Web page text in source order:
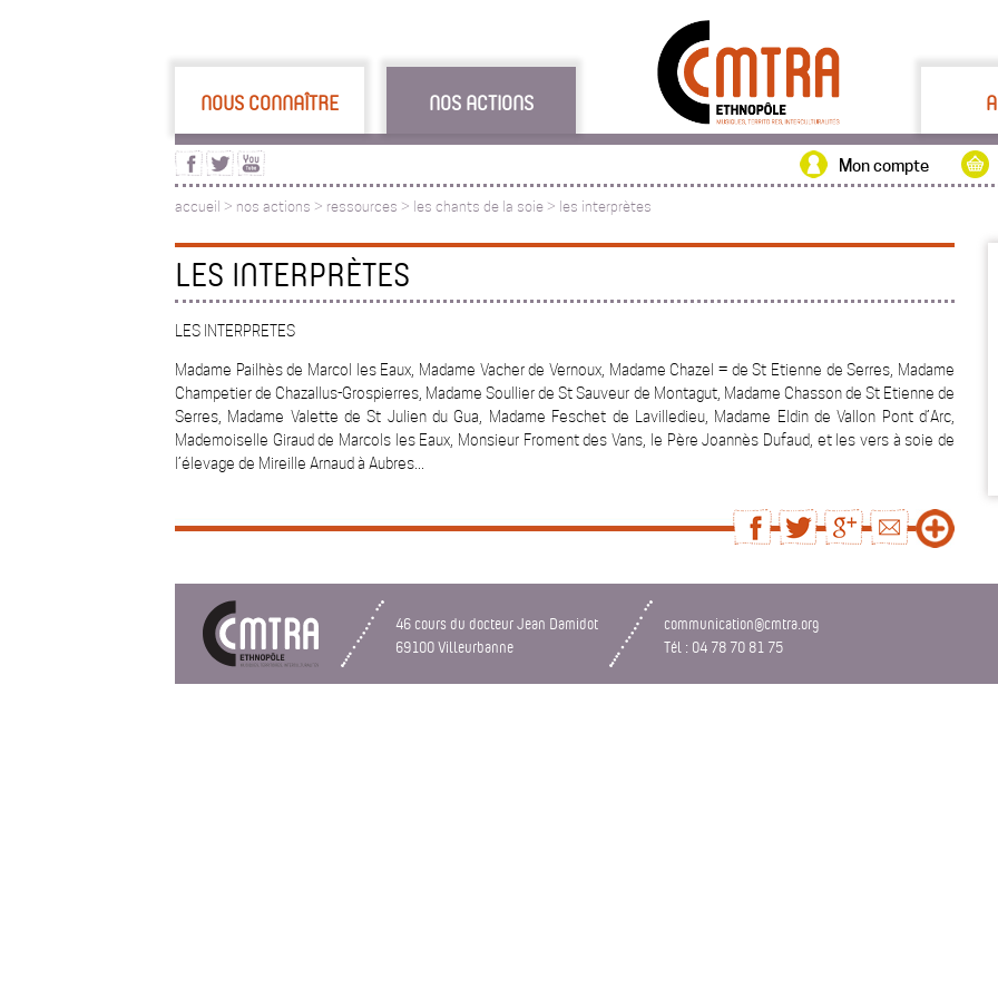
NOUS CONNAÎTRE NOS ACTIONS
Mon compte
accueil > nos actions > ressources > les chants de la soie > les interprètes
LES INTERPRÈTES
LES INTERPRETES
Madame Pailhès de Marcol les Eaux, Madame Vacher de Vernoux, Madame Chazel = de St Etienne de Serres, Madame
Champetier de Chazallus-Grospierres, Madame Soullier de St Sauveur de Montagut, Madame Chasson de St Etienne de
Serres, Madame Valette de St Julien du Gua, Madame Feschet de Lavilledieu, Madame Eldin de Vallon Pont d’Arc,
Mademoiselle Giraud de Marcols les Eaux, Monsieur Froment des Vans, le Père Joannès Dufaud, et les vers à soie de
l’élevage de Mireille Arnaud à Aubres...
46 cours du docteur Jean Damidot
69100 Villeurbanne
communication@cmtra.org
Tél : 04 78 70 81 75